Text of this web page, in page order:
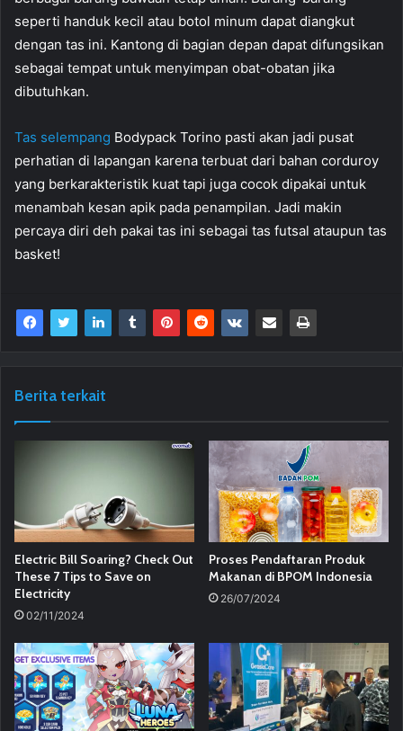
seperti handuk kecil atau botol minum dapat diangkut
dengan tas ini. Kantong di bagian depan dapat difungsikan
sebagai tempat untuk menyimpan obat-obatan jika
dibutuhkan.
Tas selempang Bodypack Torino pasti akan jadi pusat
perhatian di lapangan karena terbuat dari bahan corduroy
yang berkarakteristik kuat tapi juga cocok dipakai untuk
menambah kesan apik pada penampilan. Jadi makin
percaya diri deh pakai tas ini sebagai tas futsal ataupun tas
basket!
Berita terkait
Electric Bill Soaring? Check Out
These 7 Tips to Save on
Electricity
02/11/2024
Proses Pendaftaran Produk
Makanan di BPOM Indonesia
26/07/2024